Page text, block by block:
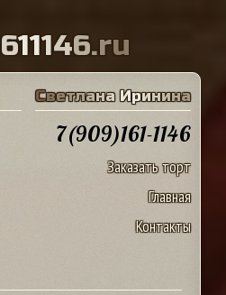
611146.ru
Светлана Иринина
7(909)161-1146
Заказать торт
Главная
Контакты